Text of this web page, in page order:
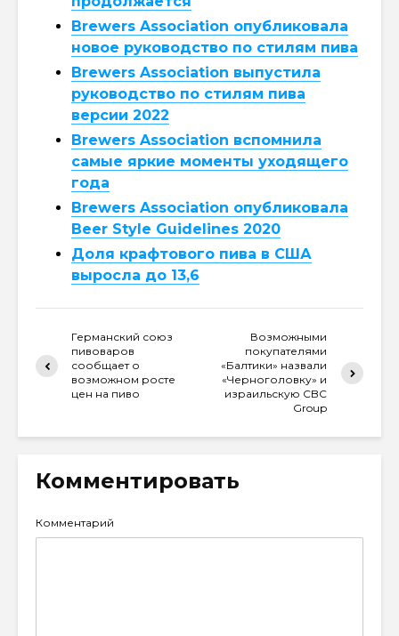
Brewers Association опубликовала
новое руководство по стилям пива
Brewers Association выпустила
руководство по стилям пива
версии 2022
Brewers Association вспомнила
самые яркие моменты уходящего
года
Brewers Association опубликовала
Beer Style Guidelines 2020
Доля крафтового пива в США
выросла до 13,6
Германский союз
пивоваров
сообщает о
возможном росте
цен на пиво
Возможными
покупателями
«Балтики» назвали
«Черноголовку» и
израильскую CBC
Group
Комментировать
Комментарий